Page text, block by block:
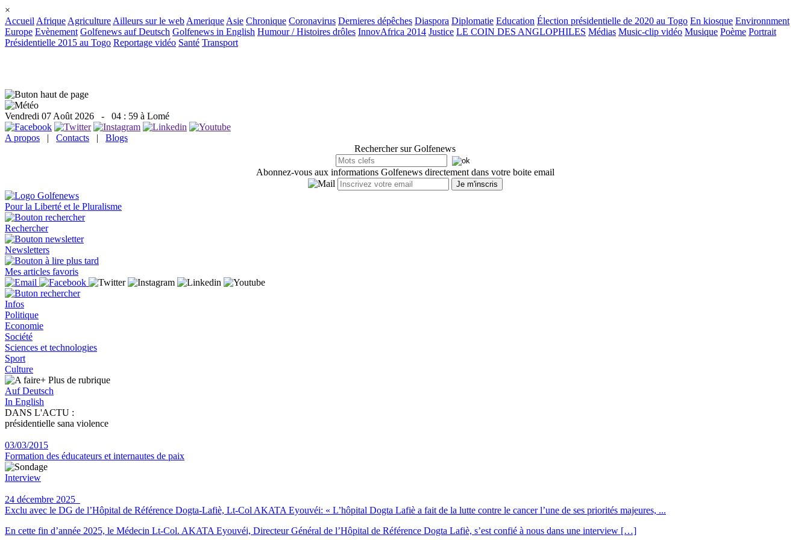
×
Accueil Afrique Agriculture Ailleurs sur le web Amerique Asie Chronique Coronavirus Dernieres dépêches Diaspora Diplomatie Education Élection présidentielle de 2020 au Togo En kiosque Environnment
Europe Evènement Golfenews auf Deutsch Golfenews in English Humour / Histoires drôles InnovAfrica 2014 Justice LE COIN DES ANGLOPHILES Médias Music-clip vidéo Musique Poème Portrait
Présidentielle 2015 au Togo Reportage vidéo Santé Transport
Vendredi 07 Août 2026 - 04 : 59 à Lomé
A propos | Contacts | Blogs
Rechercher sur Golfenews
Abonnez-vous aux informations Golfenews directement dans votre boite email
Pour la Liberté et le Pluralisme
Rechercher
Newsletters
Mes articles favoris
Infos
Politique
Economie
Société
Sciences et technologies
Sport
Culture
+ Plus de rubrique
Auf Deutsch
In English
DANS L'ACTU :
présidentielle sana violence
03/03/2015
Formation des éducateurs et internautes de paix
Interview
24 décembre 2025
Exclu avec le DG de l’Hôpital de Référence Dogta-Lafiè, Lt-Col AKATA Eyouvéi: « L’hôpital Dogta Lafiè a fait de la lutte contre le cancer l’une de ses priorités majeures, ...
En cette fin d’année 2025, le Médecin Lt-Col. AKATA Eyouvéi, Directeur Général de l’Hôpital de Référence Dogta Lafiè, s’est confié à nous dans une interview […]